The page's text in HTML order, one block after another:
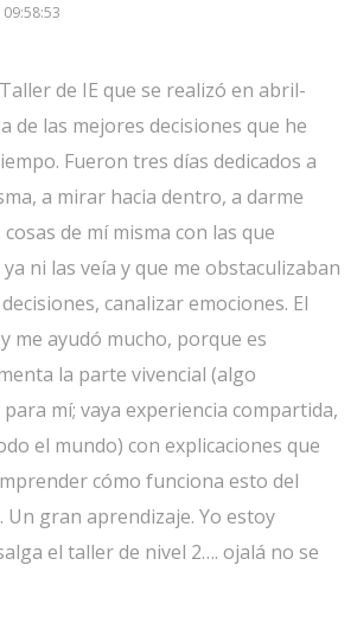
09:58:53
de IE que se realizó en abril-
de las mejores decisiones que he
Fueron tres días dedicados a
a mirar hacia dentro, a darme
de mí misma con las que
ni las veía y que me obstaculizaban
canalizar emociones. El
me ayudó mucho, porque es
la parte vivencial (algo
mí; vaya experiencia compartida,
el mundo) con explicaciones que
cómo funciona esto del
Un gran aprendizaje. Yo estoy
el taller de nivel 2…. ojalá no se